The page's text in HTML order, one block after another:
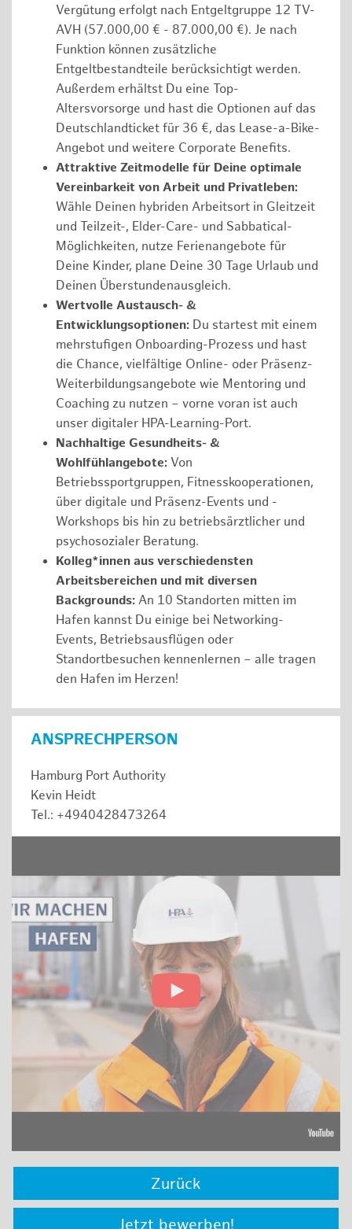
Vergütung erfolgt nach Entgeltgruppe 12 TV-
AVH (57.000,00 € - 87.000,00 €). Je nach
Funktion können zusätzliche
Entgeltbestandteile berücksichtigt werden.
Außerdem erhältst Du eine Top-
Altersvorsorge und hast die Optionen auf das
Deutschlandticket für 36 €, das Lease-a-Bike-
Angebot und weitere Corporate Benefits.
Attraktive Zeitmodelle für Deine optimale
Vereinbarkeit von Arbeit und Privatleben:
Wähle Deinen hybriden Arbeitsort in Gleitzeit
und Teilzeit-, Elder-Care- und Sabbatical-
Möglichkeiten, nutze Ferienangebote für
Deine Kinder, plane Deine 30 Tage Urlaub und
Deinen Überstundenausgleich.
Wertvolle Austausch- &
Entwicklungsoptionen: Du startest mit einem
mehrstufigen Onboarding-Prozess und hast
die Chance, vielfältige Online- oder Präsenz-
Weiterbildungsangebote wie Mentoring und
Coaching zu nutzen – vorne voran ist auch
unser digitaler HPA-Learning-Port.
Nachhaltige Gesundheits- &
Wohlfühlangebote: Von
Betriebssportgruppen, Fitnesskooperationen,
über digitale und Präsenz-Events und -
Workshops bis hin zu betriebsärztlicher und
psychosozialer Beratung.
Kolleg*innen aus verschiedensten
Arbeitsbereichen und mit diversen
Backgrounds: An 10 Standorten mitten im
Hafen kannst Du einige bei Networking-
Events, Betriebsausflügen oder
Standortbesuchen kennenlernen – alle tragen
den Hafen im Herzen!
ANSPRECHPERSON
Hamburg Port Authority
Kevin Heidt
Tel.: +4940428473264
Zurück
Jetzt bewerben!